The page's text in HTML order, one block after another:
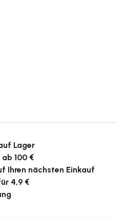
Lager
100 €
Ihren nächsten Einkauf
4,9 €